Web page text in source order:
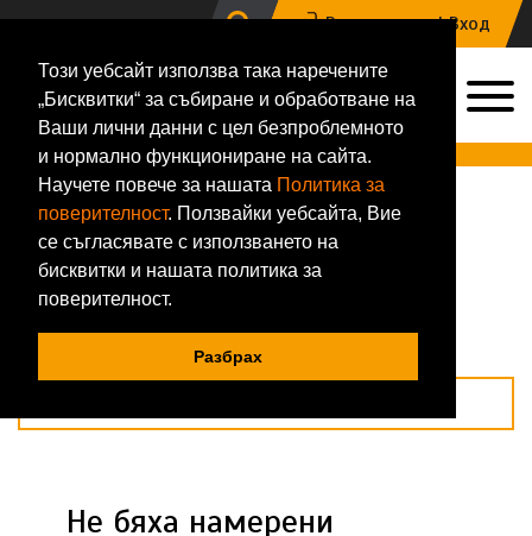
Този уебсайт използва така наречените
„Бисквитки“ за събиране и обработване на
Ваши лични данни с цел безпроблемното
и нормално функциониране на сайта.
Научете повече за нашата Политика за
поверителност. Ползвайки уебсайта, Вие
се съгласявате с използването на
бисквитки и нашата политика за
поверителност.
Разбрах
Регистрация | Вход
0884 133 648
Онлайн магазин за хранителни добавки и фитнес аксесоари
Grenade
Grenade
Покажи по
Не бяха намерени